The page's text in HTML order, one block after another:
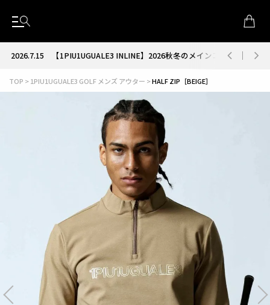
2026.7.15【1PIU1UGUALE3 INLINE】2026秋冬のメインコレクションが
TOP 1PIU1UGUALE3 GOLF メンズ アウター HALF ZIP［BEIGE］